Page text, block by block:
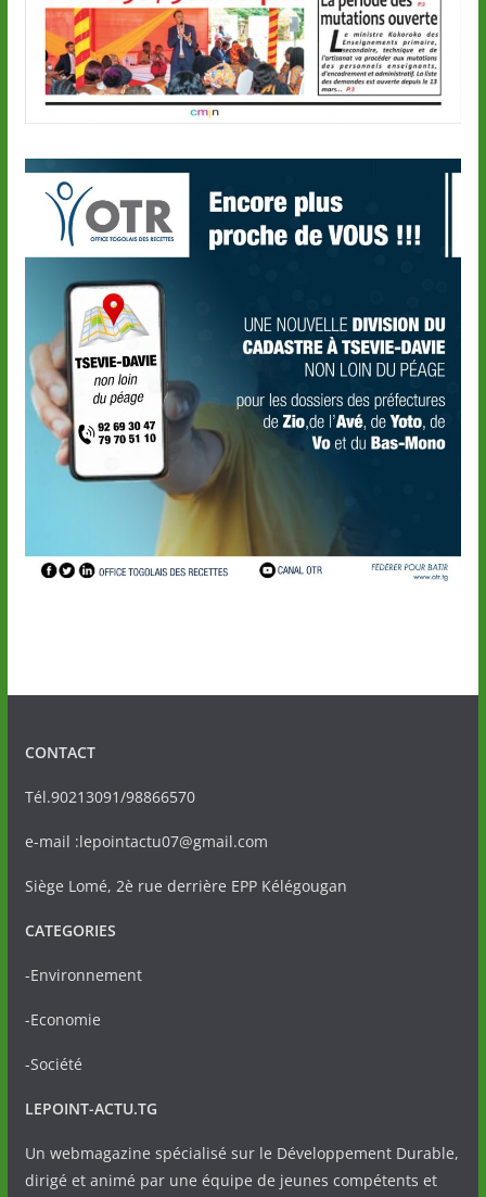
CONTACT
Tél.90213091/98866570
e-mail :lepointactu07@gmail.com
Siège Lomé, 2è rue derrière EPP Kélégougan
CATEGORIES
-Environnement
-Economie
-Société
LEPOINT-ACTU.TG
Un webmagazine spécialisé sur le Développement Durable,
dirigé et animé par une équipe de jeunes compétents et